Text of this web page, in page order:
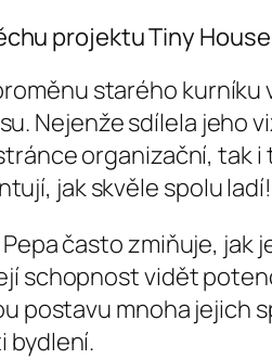
projektu Tiny House
starého kurníku
Nejenže sdílela jeho
organizační, tak
jak skvěle spolu ladí!
často zmiňuje,
schopnost vidět
postavu mnoha jejich
bydlení.